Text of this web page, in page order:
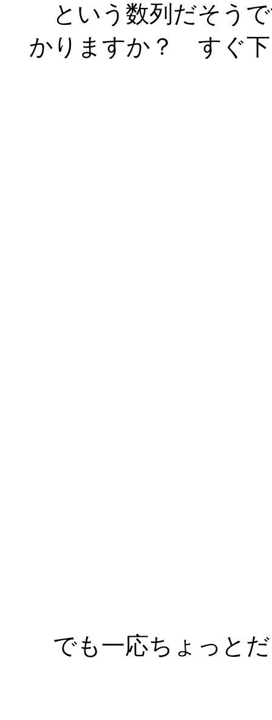
という数列だそう
かりますか？ すぐ下
でも一応ちょっと